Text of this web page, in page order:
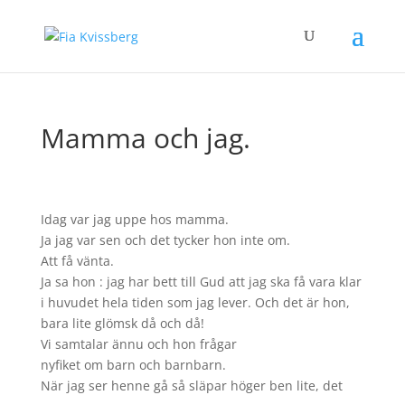
Mamma och jag.
Idag var jag uppe hos mamma.
Ja jag var sen och det tycker hon inte om.
Att få vänta.
Ja sa hon : jag har bett till Gud att jag ska få vara klar
i huvudet hela tiden som jag lever. Och det är hon,
bara lite glömsk då och då!
Vi samtalar ännu och hon frågar
nyfiket om barn och barnbarn.
När jag ser henne gå så släpar höger ben lite, det